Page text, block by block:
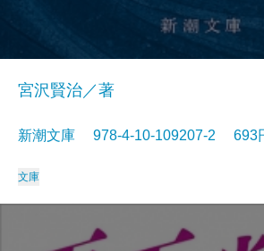
宮沢賢治／著
新潮文庫 978-4-10-109207-2
文庫